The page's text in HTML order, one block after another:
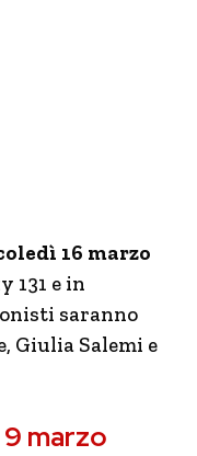
16 marzo
131 e in
saranno
Giulia Salemi e
marzo